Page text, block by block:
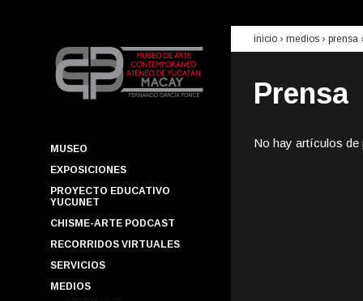
MUSEO
EXPOSICIONES
PROYECTO EDUCATIVO
YUCUNET
CHISME-ARTE PODCAST
RECORRIDOS VIRTUALES
SERVICIOS
MEDIOS
inicio › medios › prensa
Prensa
No hay artículos de